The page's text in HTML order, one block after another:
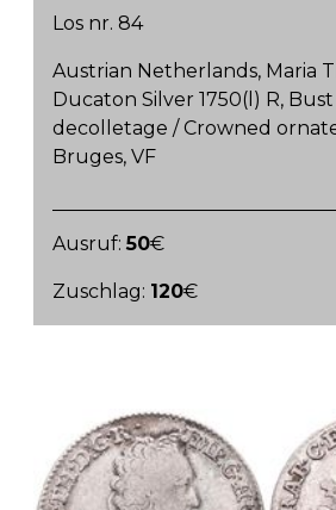
Los nr. 84
Austrian Netherlands, Maria
Ducaton Silver 1750(l) R,
decolletage / Crowned
Bruges, VF
Ausruf:50€
Zuschlag: 120€